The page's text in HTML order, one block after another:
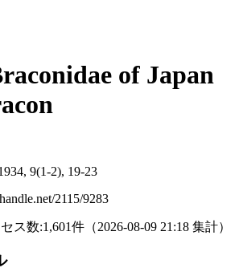
of Japan
9(1-2), 19-23
2115/9283
ス数:1,601件 （2026-08-09 21:18 集計）